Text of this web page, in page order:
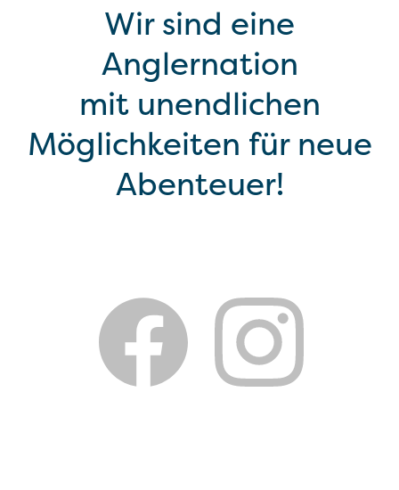
Wir sind eine
Anglernation
mit unendlichen
Möglichkeiten für neue
Abenteuer!